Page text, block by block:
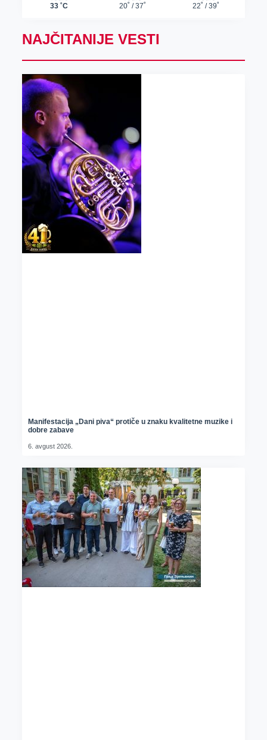
NAJČITANIJE VESTI
Manifestacija „Dani piva“ protiče u znaku kvalitetne muzike i
dobre zabave
6. avgust 2026.